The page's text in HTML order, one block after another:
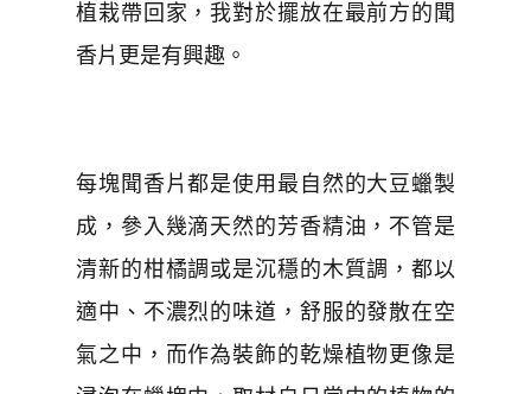
植栽帶回家，我對於擺放在最前方的聞
香片更是有興趣。
每塊聞香片都是使用最自然的大豆蠟製
成，參入幾滴天然的芳香精油，不管是
清新的柑橘調或是沉穩的木質調，都以
適中、不濃烈的味道，舒服的發散在空
氣之中，而作為裝飾的乾燥植物更像是